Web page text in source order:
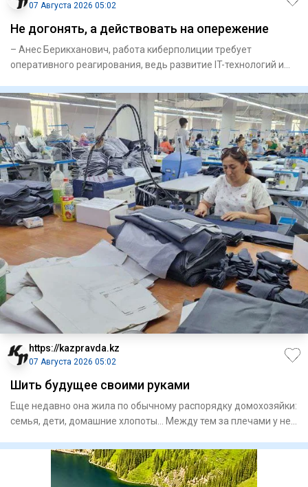
07 Августа 2026 05:02
Не догонять, а действовать на опережение
– Анес Берикханович, работа кибер­полиции требует
оперативного реагирования, ведь развитие IT-технологий и
https://kazpravda.kz
07 Августа 2026 05:02
Шить будущее своими руками
Еще недавно она жила по обычному распорядку домохозяйки:
семья, дети, домашние хлопоты... Между тем за плечами у нее